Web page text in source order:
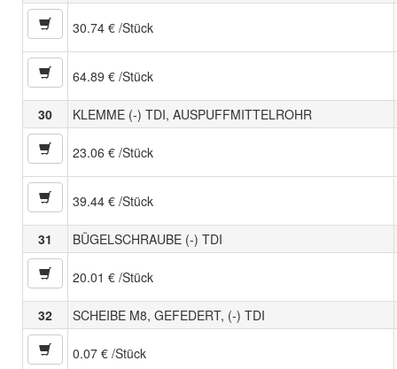
30.74 € /Stück
64.89 € /Stück
30 KLEMME (-) TDI, AUSPUFFMITTELROHR
23.06 € /Stück
39.44 € /Stück
31 BÜGELSCHRAUBE (-) TDI
20.01 € /Stück
32 SCHEIBE M8, GEFEDERT, (-) TDI
0.07 € /Stück